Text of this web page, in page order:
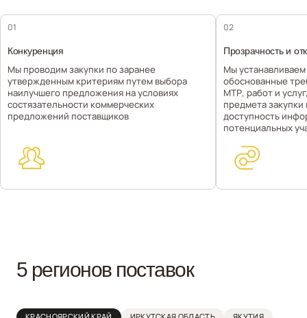
01
Конкуренция
Мы проводим закупки по заранее
утвержденным критериям путем выбора
наилучшего предложения на условиях
состязательности коммерческих
предложений поставщиков
02
Прозрачность и
Мы
обоснованные
МТР, работ и
предмета
доступность
потенциальных
5 регионов поставок